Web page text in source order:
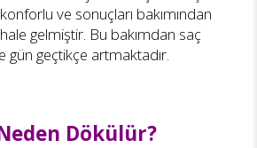
ve sonuçları bakımından
gelmiştir. Bu bakımdan saç
gün geçtikçe artmaktadır.
Dökülür?